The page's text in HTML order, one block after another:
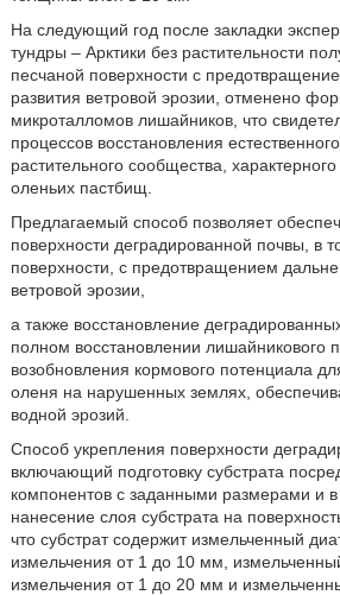
На следующий год после закладки
тундры – Арктики без растительности
песчаной поверхности с
развития ветровой эрозии, отменено
микроталломов лишайников, что
процессов восстановления
растительного сообщества,
оленьих пастбищ.
Предлагаемый способ позволяет
поверхности деградированной почвы, в
поверхности, с предотвращением
ветровой эрозии,
а также восстановление
полном восстановлении лишайникового
возобновления кормового потенциала
оленя на нарушенных землях,
водной эрозий.
Способ укрепления поверхности
включающий подготовку субстрата
компонентов с заданными размерами и в
нанесение слоя субстрата на
что субстрат содержит измельченный
измельчения от 1 до 10 мм,
измельчения от 1 до 20 мм и